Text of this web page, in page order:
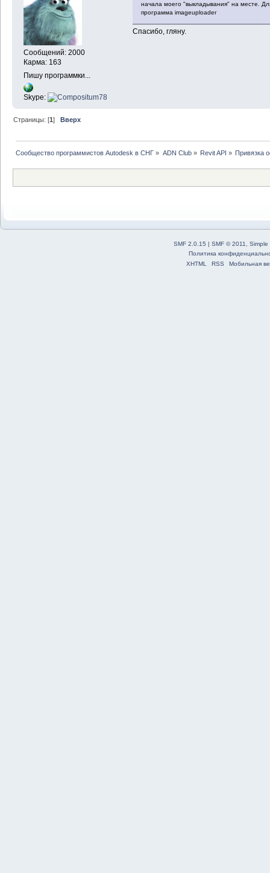
Сообщений: 2000
Карма: 163
Пишу программки...
Skype:
начала моего "выкладывания" на месте.
программа imageuploader
Спасибо, гляну.
Страницы: [1]Вверх
Сообщество программистов Autodesk в СНГ » ADN Club» Revit API » Привязка
SMF 2.0.15 | SMF © 2011
Simple
Политика
XHTML
RSS Мобильная